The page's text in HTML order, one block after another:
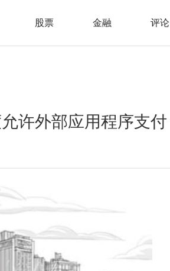
股票 金融 评论
许外部应用程序支付